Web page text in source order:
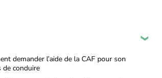
demander l’aide de la CAF pour son
de conduire